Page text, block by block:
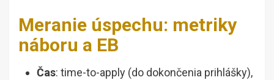
Meranie úspechu: metriky
náboru a EB
Čas: time-to-apply (do dokončenia prihlášky),